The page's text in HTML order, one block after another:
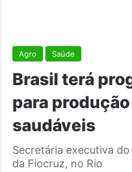
Agro Saúde
Brasil terá
para
saudáveis
Secretária executiva
da Fiocruz, no Rio